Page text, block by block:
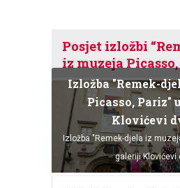
Posjet izložbi
iz muzeja
Izložba "Remek-
Picasso, Pariz"
Klovićevi
Izložba "Remek-djela iz
galeriji Klovićevi